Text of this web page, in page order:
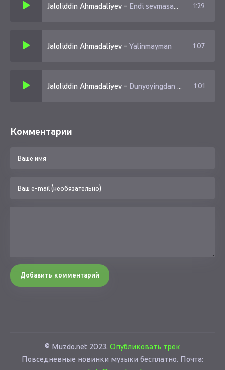
Jaloliddin Ahmadaliyev - Endi sevmasam kerak 1:29
Jaloliddin Ahmadaliyev - Yalinmayman 1:07
Jaloliddin Ahmadaliyev - Dunyoyingdan xafaman dunyo 1:01
Комментарии
Добавить комментарий
© Muzdo.net 2023. Опубликовать трек
Повседневные новинки музыки бесплатно. Почта: